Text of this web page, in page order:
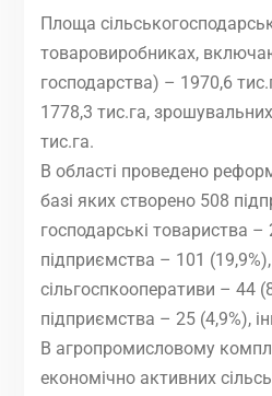
Площа
товаровиробниках,
господарства) – 1970,6
1778,3 тис.га,
тис.га.
В області проведено
базі яких створено 508
господарські товариства –
підприємства – 101 (19,9%),
сільгоспкооперативи – 44
підприємства – 25 (4,9%),
В агропромисловому
економічно активних